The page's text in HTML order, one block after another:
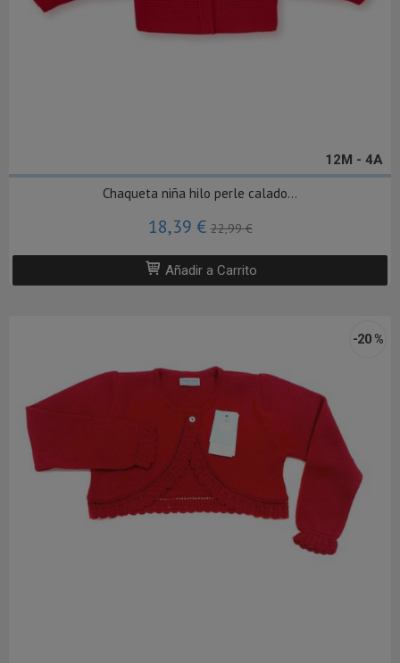
12M - 4A
Chaqueta niña hilo perle calado...
18,39 €22,99 €
Añadir a Carrito
-20 %